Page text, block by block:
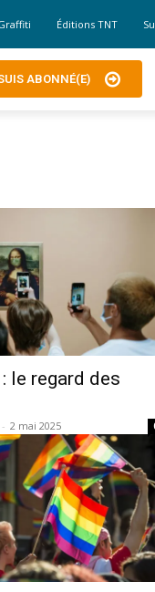
Éditions TNT
ABONNÉ(E)
le regard des
- 2 mai 2025